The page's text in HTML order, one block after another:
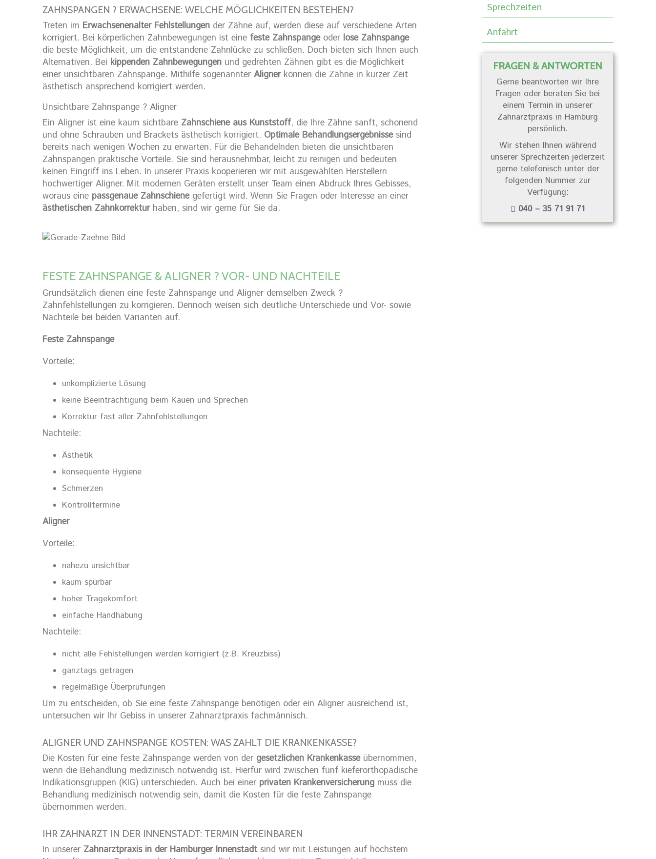
ZAHNSPANGEN ? ERWACHSENE: WELCHE MÖGLICHKEITEN BESTEHEN?
Treten im Erwachsenenalter Fehlstellungen der Zähne auf, werden diese auf verschiedene Arten
korrigiert. Bei körperlichen Zahnbewegungen ist eine feste Zahnspangeoder lose Zahnspange
die beste Möglichkeit, um die entstandene Zahnlücke zu schließen. Doch bieten sich Ihnen auch
Alternativen. Bei kippenden Zahnbewegungen und gedrehten Zähnen gibt es die Möglichkeit
einer unsichtbaren Zahnspange. Mithilfe sogenannter Alignerkönnen die Zähne in kurzer Zeit
ästhetisch ansprechend korrigiert werden.
Unsichtbare Zahnspange ? Aligner
Ein Aligner ist eine kaum sichtbare Zahnschiene aus Kunststoff, die Ihre Zähne sanft, schonend
und ohne Schrauben und Brackets ästhetisch korrigiert. Optimale Behandlungsergebnissesind
bereits nach wenigen Wochen zu erwarten. Für die Behandelnden bieten die unsichtbaren
Zahnspangen praktische Vorteile. Sie sind herausnehmbar, leicht zu reinigen und bedeuten
keinen Eingriff ins Leben. In unserer Praxis kooperieren wir mit ausgewählten Herstellern
hochwertiger Aligner. Mit modernen Geräten erstellt unser Team einen Abdruck Ihres Gebisses,
woraus eine passgenaue Zahnschienegefertigt wird. Wenn Sie Fragen oder Interesse an einer
ästhetischen Zahnkorrekturhaben, sind wir gerne für Sie da.
FESTE ZAHNSPANGE & ALIGNER ? VOR- UND NACHTEILE
Grundsätzlich dienen eine feste Zahnspange und Aligner demselben Zweck ?
Zahnfehlstellungen zu korrigieren. Dennoch weisen sich deutliche Unterschiede und Vor- sowie
Nachteile bei beiden Varianten auf.
Feste Zahnspange
Vorteile:
unkomplizierte Lösung
keine Beeinträchtigung beim Kauen und Sprechen
Korrektur fast aller Zahnfehlstellungen
Nachteile:
Ästhetik
konsequente Hygiene
Schmerzen
Kontrolltermine
Aligner
Vorteile:
nahezu unsichtbar
kaum spürbar
hoher Tragekomfort
einfache Handhabung
Nachteile:
nicht alle Fehlstellungen werden korrigiert (z.B. Kreuzbiss)
ganztags getragen
regelmäßige Überprüfungen
Um zu entscheiden, ob Sie eine feste Zahnspange benötigen oder ein Aligner ausreichend ist,
untersuchen wir Ihr Gebiss in unserer Zahnarztpraxis fachmännisch.
ALIGNER UND ZAHNSPANGE KOSTEN: WAS ZAHLT DIE KRANKENKASSE?
Die Kosten für eine feste Zahnspange werden von der gesetzlichen Krankenkasseübernommen,
wenn die Behandlung medizinisch notwendig ist. Hierfür wird zwischen fünf kieferorthopädische
Indikationsgruppen (KIG) unterschieden. Auch bei einer privaten Krankenversicherung muss die
Behandlung medizinisch notwendig sein, damit die Kosten für die feste Zahnspange
übernommen werden.
IHR ZAHNARZT IN DER INNENSTADT: TERMIN VEREINBAREN
In unserer Zahnarztpraxis in der Hamburger Innenstadtsind wir mit Leistungen auf höchstem
Sprechzeiten
Anfahrt
FRAGEN & ANTWORTEN
Gerne beantworten wir Ihre
Fragen oder beraten Sie bei
einem Termin in unserer
Zahnarztpraxis in Hamburg
persönlich.
Wir stehen Ihnen während
unserer Sprechzeiten jederzeit
gerne telefonisch unter der
folgenden Nummer zur
Verfügung:
040 – 35 71 91 71